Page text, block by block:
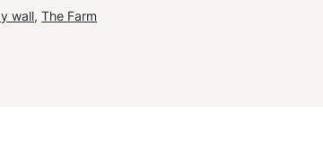
wall,The Farm